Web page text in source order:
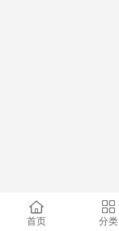

首页

分类